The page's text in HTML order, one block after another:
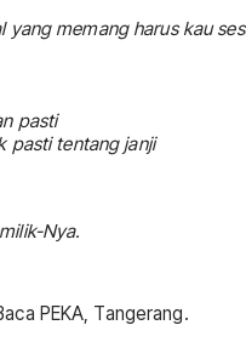
memang harus kau
pasti
pasti tentang janji
Nya.
PEKA, Tangerang.